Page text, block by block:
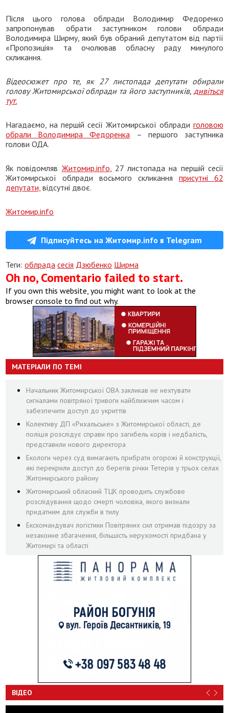
Після цього голова облради Володимир Федоренко
запропонував обрати заступником голови облради
Володимира Ширму, який був обраний депутатом від партії
«Пропозиція» та очолював обласну раду минулого
скликання.
Відеосюжет про те, як 27 листопада депутати обирали
голову Житомирської облради та його заступників, дивіться
тут.
Нагадаємо, на першій сесії Житомирської облради головою
обрали Володимира Федоренка – першого заступника
голови ОДА.
Як повідомляв Житомир.info , 27 листопада на першій сесії
Житомирської облради восьмого скликання присутні 62
депутати, відсутні двоє.
Житомир.info
Підписуйтесь на Житомир.info в Telegram
Теги:облрада сесія Дзюбенко Ширма
Oh no, Comentario failed to start.
If you own this website, you might want to look at the
browser console to find out why.
МАТЕРІАЛИ ПО ТЕМІ
Начальник Житомирської ОВА закликав не нехтувати
сигналами повітряної тривоги найближчим часом і
забезпечити доступ до укриттів
Колективу ДП «Рихальське» з Житомирської області, де
поліція розслідує справи про загибель корів і недбалість,
представили нового директора
Екологи через суд вимагають прибрати огорожі й конструкції,
які перекрили доступ до берегів річки Тетерів у трьох селах
Житомирського району
Житомирський обласний ТЦК проводить службове
розслідування щодо смерті чоловіка, якого визнали
придатним для служби в тилу
Екскомандувач логістики Повітряних сил отримав підозру за
незаконне збагачення, більшість нерухомості придбана у
Житомирі та області
ВІДЕО